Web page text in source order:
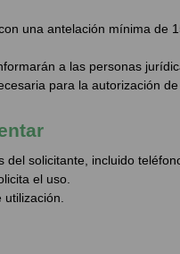
una antelación mínima de
a las personas
para la autorización de
solicitante, incluido
el uso.